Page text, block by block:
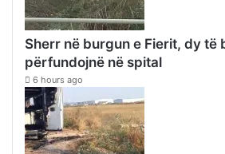
Sherr në burgun e Fierit, dy të
përfundojnë në spital
6 hours ago